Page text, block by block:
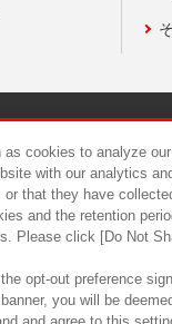
食品の
cookies to analyze
with our analytics
that they have
and the retention
Please click [Do Not
opt-out preference
you will be